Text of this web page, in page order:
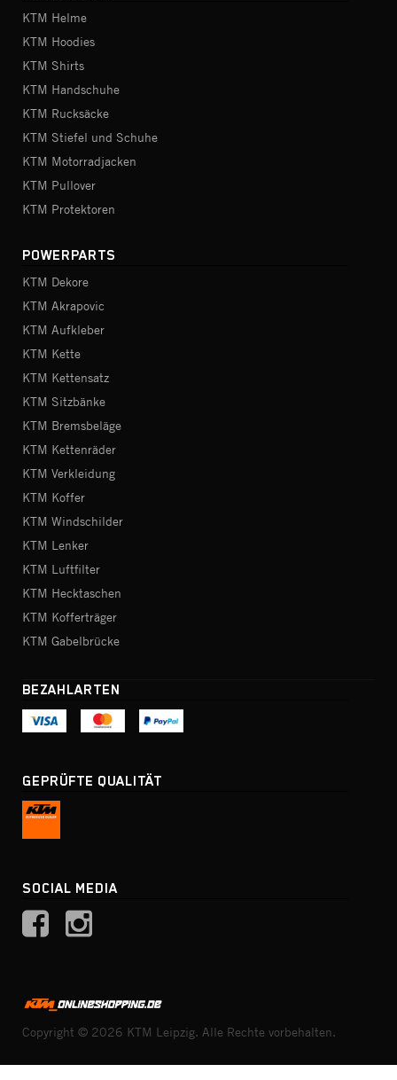
KTM Helme
KTM Hoodies
KTM Shirts
KTM Handschuhe
KTM Rucksäcke
KTM Stiefel und Schuhe
KTM Motorradjacken
KTM Pullover
KTM Protektoren
POWERPARTS
KTM Dekore
KTM Akrapovic
KTM Aufkleber
KTM Kette
KTM Kettensatz
KTM Sitzbänke
KTM Bremsbeläge
KTM Kettenräder
KTM Verkleidung
KTM Koffer
KTM Windschilder
KTM Lenker
KTM Luftfilter
KTM Hecktaschen
KTM Kofferträger
KTM Gabelbrücke
BEZAHLARTEN
GEPRÜFTE QUALITÄT
SOCIAL MEDIA
Copyright © 2026 KTM Leipzig. Alle Rechte vorbehalten.